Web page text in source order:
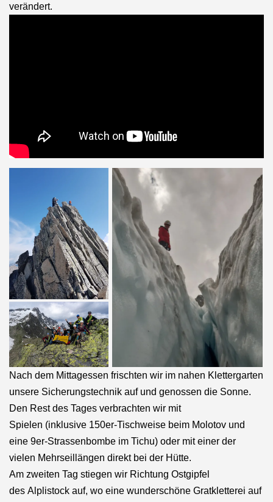
verändert.
Nach dem Mittagessen frischten wir im nahen Klettergarten
unsere Sicherungstechnik auf und genossen die Sonne.
Den Rest des Tages verbrachten wir mit
Spielen (inklusive 150er-Tischweise beim Molotov und
eine 9er-Strassenbombe im Tichu) oder mit einer der
vielen Mehrseillängen direkt bei der Hütte.
Am zweiten Tag stiegen wir Richtung Ostgipfel
des Alplistock auf, wo eine wunderschöne Gratkletterei auf